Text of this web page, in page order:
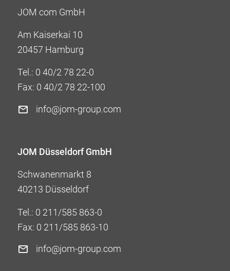
JOM com GmbH
Am Kaiserkai 10
20457 Hamburg
Tel.: 0 40/2 78 22-0
Fax: 0 40/2 78 22-100
info@jom-group.com
JOM Düsseldorf GmbH
Schwanenmarkt 8
40213 Düsseldorf
Tel.: 0 211/585 863-0
Fax: 0 211/585 863-10
info@jom-group.com